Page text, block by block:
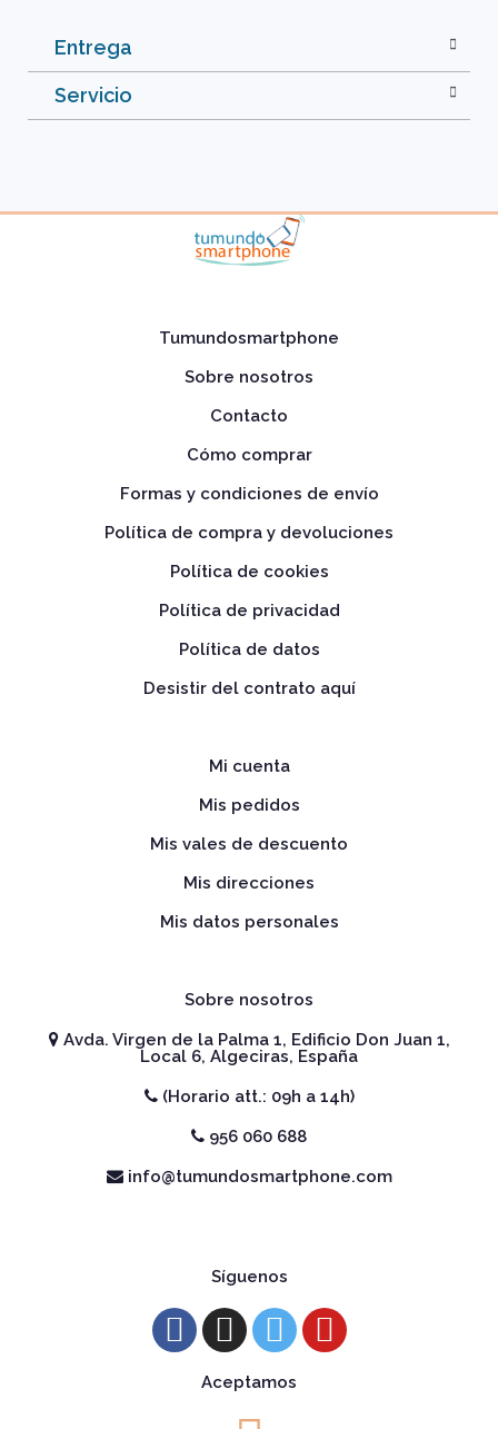
Entrega
Servicio
Tumundosmartphone
Sobre nosotros
Contacto
Cómo comprar
Formas y condiciones de envío
Política de compra y devoluciones
Política de cookies
Política de privacidad
Política de datos
Desistir del contrato aquí
Mi cuenta
Mis pedidos
Mis vales de descuento
Mis direcciones
Mis datos personales
Sobre nosotros
Avda. Virgen de la Palma 1, Edificio Don Juan 1,
Local 6, Algeciras, España
(Horario att.: 09h a 14h)
956 060 688
info@tumundosmartphone.com
Síguenos
Aceptamos